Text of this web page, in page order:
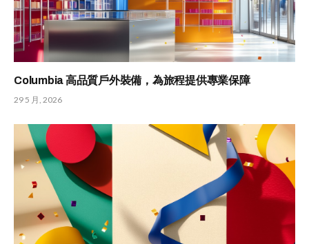
Columbia 高品質戶外裝備，為旅程提供專業保障
29 5 月, 2026